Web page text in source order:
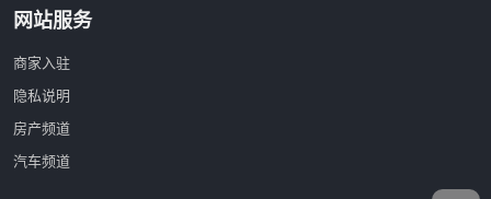
网站服务
商家入驻
隐私说明
房产频道
汽车频道